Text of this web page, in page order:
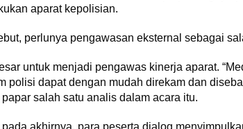
aparat kepolisian.
perlunya pengawasan eksternal sebagai
untuk menjadi pengawas kinerja aparat.
polisi dapat dengan mudah direkam dan
salah satu analis dalam acara itu.
akhirnya, para peserta dialog